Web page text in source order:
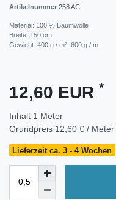
Artikelnummer 258 AC
Material: 100 % Baumwolle
Breite: 150 cm
Gewicht: 400 g / m²; 600 g / m
12,60 EUR *
Inhalt 1 Meter
Grundpreis 12,60 € / Meter
Lieferzeit ca. 3 - 4 Wochen